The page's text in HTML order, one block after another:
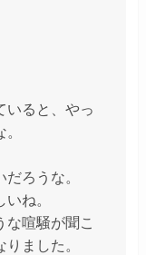
いると、やっ
ろうな。
ね。
な喧騒が聞こ
ました。